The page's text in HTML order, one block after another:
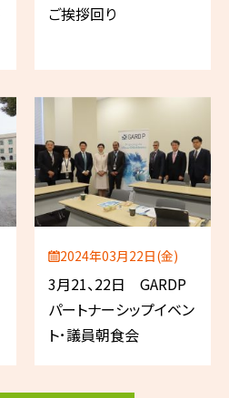
ご挨拶回り
2024年03月22日(金)
3月21、22日 GARDP
パートナーシップイベン
ト･議員朝食会